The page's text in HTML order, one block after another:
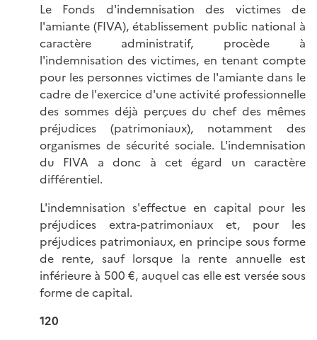
Le Fonds d'indemnisation des victimes de
l'amiante (FIVA), établissement public national à
caractère administratif, procède à
l'indemnisation des victimes, en tenant compte
pour les personnes victimes de l'amiante dans le
cadre de l'exercice d'une activité professionnelle
des sommes déjà perçues du chef des mêmes
préjudices (patrimoniaux), notamment des
organismes de sécurité sociale. L'indemnisation
du FIVA a donc à cet égard un caractère
différentiel.
L'indemnisation s'effectue en capital pour les
préjudices extra-patrimoniaux et, pour les
préjudices patrimoniaux, en principe sous forme
de rente, sauf lorsque la rente annuelle est
inférieure à 500 €, auquel cas elle est versée sous
forme de capital.
120